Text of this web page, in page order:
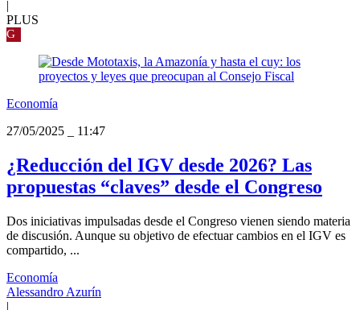
|
PLUS
G
Economía
27/05/2025
11:47
¿Reducción del IGV desde 2026? Las
propuestas “claves” desde el Congreso
Dos iniciativas impulsadas desde el Congreso vienen siendo materia
de discusión. Aunque su objetivo de efectuar cambios en el IGV es
compartido, ...
Economía
Alessandro Azurín
|